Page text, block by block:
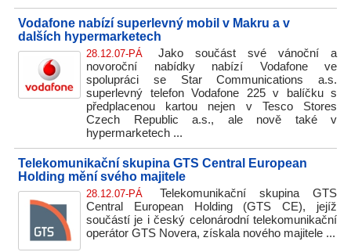
Vodafone nabízí superlevný mobil v Makru a v
dalších hypermarketech
28.12.07-PÁ
Jako součást své vánoční a
novoroční nabídky nabízí Vodafone ve
spolupráci se Star Communications a.s.
superlevný telefon Vodafone 225 v balíčku s
předplacenou kartou nejen v Tesco Stores
Czech Republic a.s., ale nově také v
hypermarketech ...
Telekomunikační skupina GTS Central European
Holding mění svého majitele
28.12.07-PÁ
Telekomunikační skupina GTS
Central European Holding (GTS CE), jejíž
součástí je i český celonárodní telekomunikační
operátor GTS Novera, získala nového majitele ...